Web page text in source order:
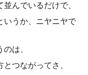
んでいるだけで、
いうか、ニヤニヤで
は、
つながってさ、